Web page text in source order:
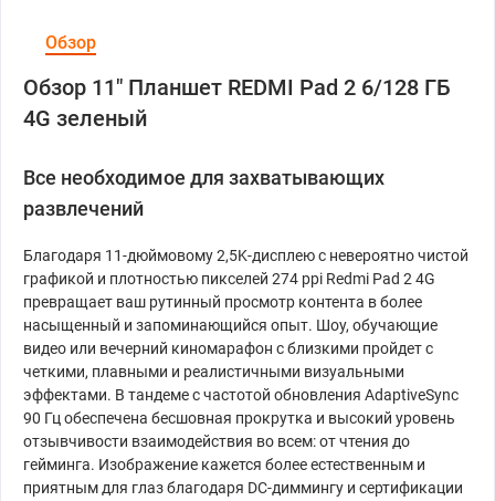
Обзор
Обзор 11" Планшет REDMI Pad 2 6/128 ГБ
4G зеленый
Все необходимое для захватывающих
развлечений
Благодаря 11-дюймовому 2,5K-дисплею с невероятно чистой
графикой и плотностью пикселей 274 ppi Redmi Pad 2 4G
превращает ваш рутинный просмотр контента в более
насыщенный и запоминающийся опыт. Шоу, обучающие
видео или вечерний киномарафон с близкими пройдет с
четкими, плавными и реалистичными визуальными
эффектами. В тандеме с частотой обновления AdaptiveSync
90 Гц обеспечена бесшовная прокрутка и высокий уровень
отзывчивости взаимодействия во всем: от чтения до
гейминга. Изображение кажется более естественным и
приятным для глаз благодаря DC-диммингу и сертификации